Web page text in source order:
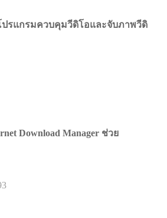
โปรแกรมควบคุมวีดิโอและจับภาพวีดิ
Download Manager ช่วย